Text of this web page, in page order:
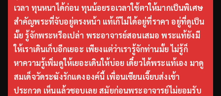
เวลา ทุนหนาได้ก่อน ทุนน้อยรอเวลาใช้ตาให้มากเป็นพิเศษ
สำคัญพระที่จับอยู่ตรงหน้า แท้เก๊ไม่ได้อยู่ที่ราคา อยู่ที่ดูเป็น
มั้ย รู้จักพระหรือเปล่า พระอาจารย์สอนเสมอ พระแท้ยังมี
ให้เราเดินเก็บอีกเยอะ เพียงแต่ว่าเรารู้จักท่านมั้ย ไม่รู้ก็
หาความรู้เพิ่มดูให้เยอะเดินให้บ่อย เดี๋ยวได้พระแท้เอง มาดู
สมเด็จวัดระฆังรักแดงองค์นี้ เพื่อนเซียนเจี๊ยบส่งเข้า
ประกวด เห็นแล้วชอบเลย สมัยก่อนพระอาจารย์ไม่ยอมรับ